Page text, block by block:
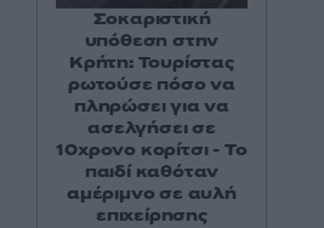
Σοκαριστική
υπόθεση στην
Κρήτη: Τουρίστας
ρωτούσε πόσο να
πληρώσει για να
ασελγήσει σε
10χρονο κορίτσι - Το
παιδί καθόταν
αμέριμνο σε αυλή
επιχείρησης